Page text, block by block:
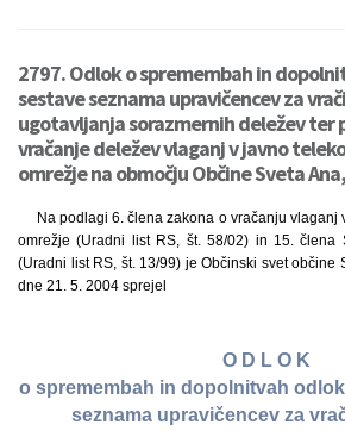
2797. Odlok o spremembah in
sestave seznama upravičencev za
ugotavljanja sorazmernih deležev ter
vračanje deležev vlaganj v javno
omrežje na območju Občine Sveta
Na podlagi 6. člena zakona o vračanju vlaganj
omrežje (Uradni list RS, št. 58/02) in 15. člena
(Uradni list RS, št. 13/99) je Občinski svet občine
dne 21. 5. 2004 sprejel
O D L O K
o spremembah in dopolnitvah
seznama upravičencev za